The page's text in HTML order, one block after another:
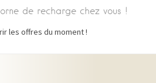
de recharge chez vous !
les offres du moment !